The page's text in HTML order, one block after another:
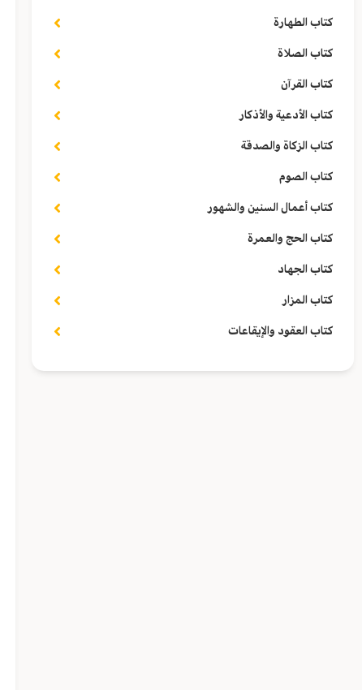
كتاب الطهارة
كتاب الصلاة
كتاب القرآن
كتاب الأدعية والأذكار
كتاب الزكاة والصدقة
كتاب الصوم
كتاب أعمال السنين والشهور
كتاب الحج والعمرة
كتاب الجهاد
كتاب المزار
كتاب العقود والإيقاعات